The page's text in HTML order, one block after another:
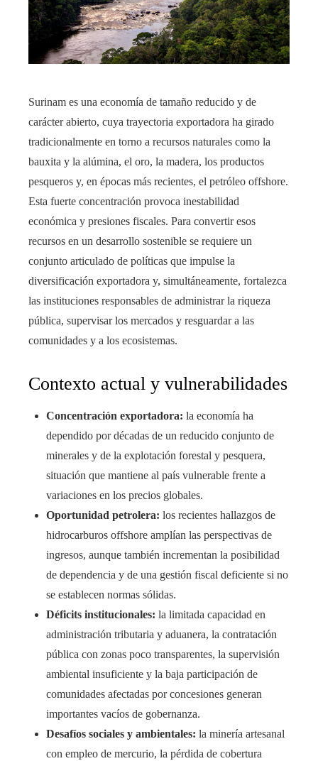
Surinam es una economía de tamaño reducido y de
carácter abierto, cuya trayectoria exportadora ha girado
tradicionalmente en torno a recursos naturales como la
bauxita y la alúmina, el oro, la madera, los productos
pesqueros y, en épocas más recientes, el petróleo offshore.
Esta fuerte concentración provoca inestabilidad
económica y presiones fiscales. Para convertir esos
recursos en un desarrollo sostenible se requiere un
conjunto articulado de políticas que impulse la
diversificación exportadora y, simultáneamente, fortalezca
las instituciones responsables de administrar la riqueza
pública, supervisar los mercados y resguardar a las
comunidades y a los ecosistemas.
Contexto actual y vulnerabilidades
Concentración exportadora: la economía ha
dependido por décadas de un reducido conjunto de
minerales y de la explotación forestal y pesquera,
situación que mantiene al país vulnerable frente a
variaciones en los precios globales.
Oportunidad petrolera: los recientes hallazgos de
hidrocarburos offshore amplían las perspectivas de
ingresos, aunque también incrementan la posibilidad
de dependencia y de una gestión fiscal deficiente si no
se establecen normas sólidas.
Déficits institucionales: la limitada capacidad en
administración tributaria y aduanera, la contratación
pública con zonas poco transparentes, la supervisión
ambiental insuficiente y la baja participación de
comunidades afectadas por concesiones generan
importantes vacíos de gobernanza.
Desafíos sociales y ambientales: la minería artesanal
con empleo de mercurio, la pérdida de cobertura